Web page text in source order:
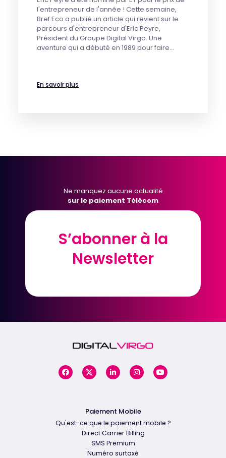
l'entrepreneur de l'année ! Cette semaine,
Bref Eco a publié un article qui revient sur le
parcours d'entrepreneur d'Eric Peyre,
Président du Groupe Digital Virgo. Une
aventure qui a débuté en 1989 pour faire…
En savoir plus
Ne manquez aucune actualité
sur le paiement Télécom
S’abonner à la
Newsletter
S’abonner à la
Newsletter
Paiement Mobile
Qu'est-ce que le paiement mobile ?
Direct Carrier Billing
SMS Premium
Numéro surtaxé